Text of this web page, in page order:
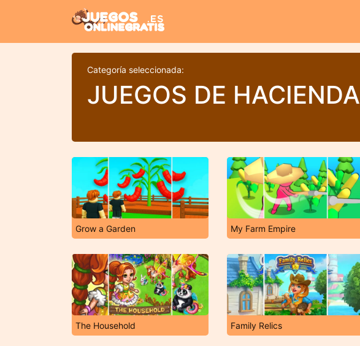
Categoría seleccionada:
JUEGOS DE HACIENDA
Grow a Garden My Farm Empire
The Household Family Relics